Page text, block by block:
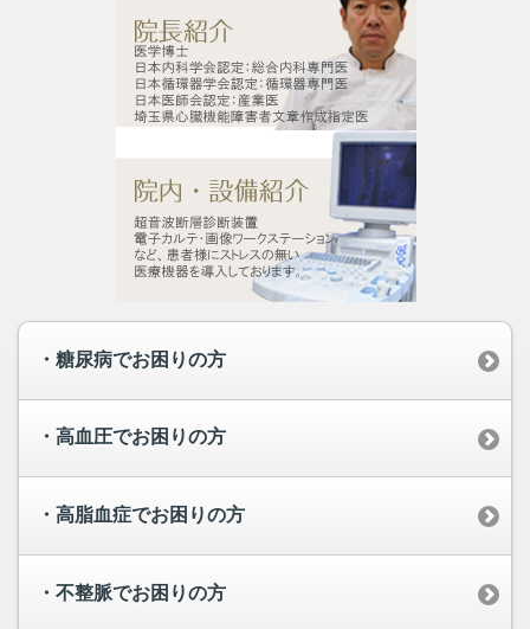
・糖尿病でお困りの方
・高血圧でお困りの方
・高脂血症でお困りの方
・不整脈でお困りの方